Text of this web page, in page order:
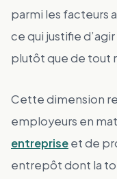
parmi les facteurs
ce qui justifie d’agir
plutôt que de tout
Cette dimension
employeurs en
entrepriseet de
entrepôt dont la